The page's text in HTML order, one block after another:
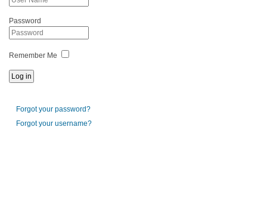
Password
Remember Me
Forgot your password?
Forgot your username?